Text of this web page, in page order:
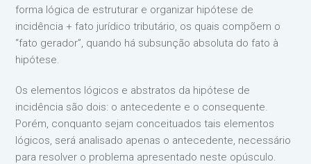
forma lógica de estruturar e organizar hipótese de
incidência + fato jurídico tributário, os quais compõem o
“fato gerador”, quando há subsunção absoluta do fato à
hipótese.
Os elementos lógicos e abstratos da hipótese de
incidência são dois: o antecedente e o consequente.
Porém, conquanto sejam conceituados tais elementos
lógicos, será analisado apenas o antecedente, necessário
para resolver o problema apresentado neste opúsculo.